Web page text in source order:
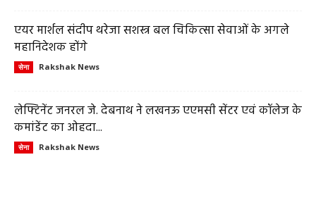
एयर मार्शल संदीप थरेजा सशस्त्र बल चिकित्सा सेवाओं के अगले
महानिदेशक होंगे
सेना Rakshak News
लेफ्टिनेंट जनरल जे. देबनाथ ने लखनऊ एएमसी सेंटर एवं कॉलेज के
कमांडेंट का ओहदा...
सेना Rakshak News